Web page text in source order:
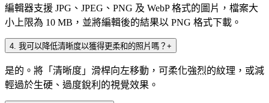
編輯器支援 JPG、JPEG、PNG 及 WebP 格式的圖片，檔案大
小上限為 10 MB，並將編輯後的結果以 PNG 格式下載。
4 我可以降低清晰度以獲得更柔和的照片嗎？ +
是的。將「清晰度」滑桿向左移動，可柔化強烈的紋理，或減
輕過於生硬、過度銳利的視覺效果。